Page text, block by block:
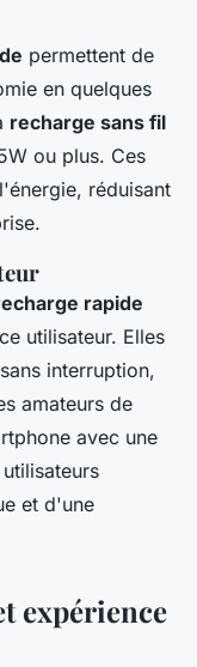
permettent de
en quelques
recharge sans fil
ou plus. Ces
réduisant
rapide
utilisateur. Elles
interruption,
amateurs de
avec une
et d'une
expérience